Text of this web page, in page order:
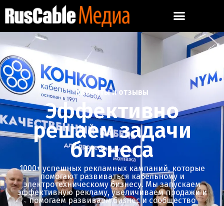
Клиенты и отзывы
Эффективно
решаем задачи
бизнеса
1000+ успешных рекламных кампаний, которые
помогают развиваться кабельному и
электротехническому бизнесу. Мы запускаем
эффективную рекламу, увеличиваем продажи и
помогаем развиваем бизнес и сообщество